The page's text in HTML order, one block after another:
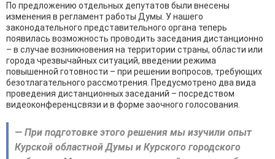
По предложению отдельных депутатов были внесены
изменения в регламент работы Думы. У нашего
законодательного представительного органа теперь
появилась возможность проводить заседания дистанционно
– в случае возникновения на территории страны, области или
города чрезвычайных ситуаций, введении режима
повышенной готовности – при решении вопросов, требующих
безотлагательного рассмотрения. Предусмотрено два вида
проведения дистанционных заседаний – посредством
видеоконференцсвязи и в форме заочного голосования.
— При подготовке этого решения мы изучили опыт
Курской областной Думы и Курского городского